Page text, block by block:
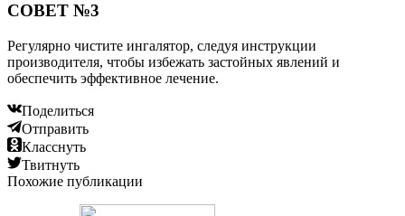
СОВЕТ №3
Регулярно чистите ингалятор, следуя инструкции
производителя, чтобы избежать застойных явлений и
обеспечить эффективное лечение.
Поделиться
Отправить
Класснуть
Твитнуть
Похожие публикации